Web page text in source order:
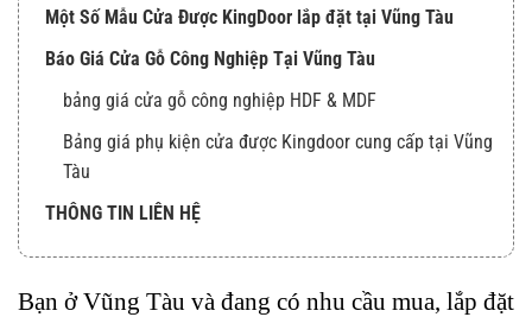
Một Số Mẫu Cửa Được KingDoor lắp đặt tại Vũng Tàu
Báo Giá Cửa Gỗ Công Nghiệp Tại Vũng Tàu
bảng giá cửa gỗ công nghiệp HDF & MDF
Bảng giá phụ kiện cửa được Kingdoor cung cấp tại Vũng
Tàu
THÔNG TIN LIÊN HỆ
Bạn ở Vũng Tàu và đang có nhu cầu mua, lắp đặt